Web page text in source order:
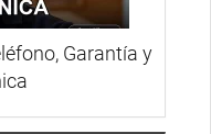
Garantía y